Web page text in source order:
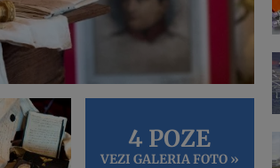
4 POZE
VEZI GALERIA FOTO »